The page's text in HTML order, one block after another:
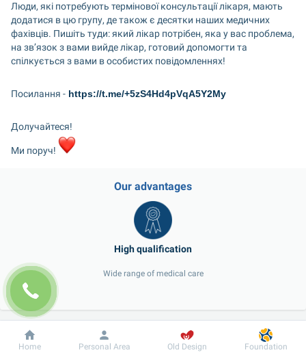
Люди, які потребують термінової консультації лікаря, мають
додатися в цю групу, де також є десятки наших медичних
фахівців. Пишіть туди: який лікар потрібен, яка у вас проблема,
на зв’язок з вами вийде лікар, готовий допомогти та
спілкується з вами в особистих повідомленнях!
Посилання - https://t.me/+5zS4Hd4pVqA5Y2My
Долучайтеся!
Ми поруч!
Our advantages
Wide range of medical care
Our doctors
Dobrobut
Information For patient
Home Personal Area Old Design Foundation